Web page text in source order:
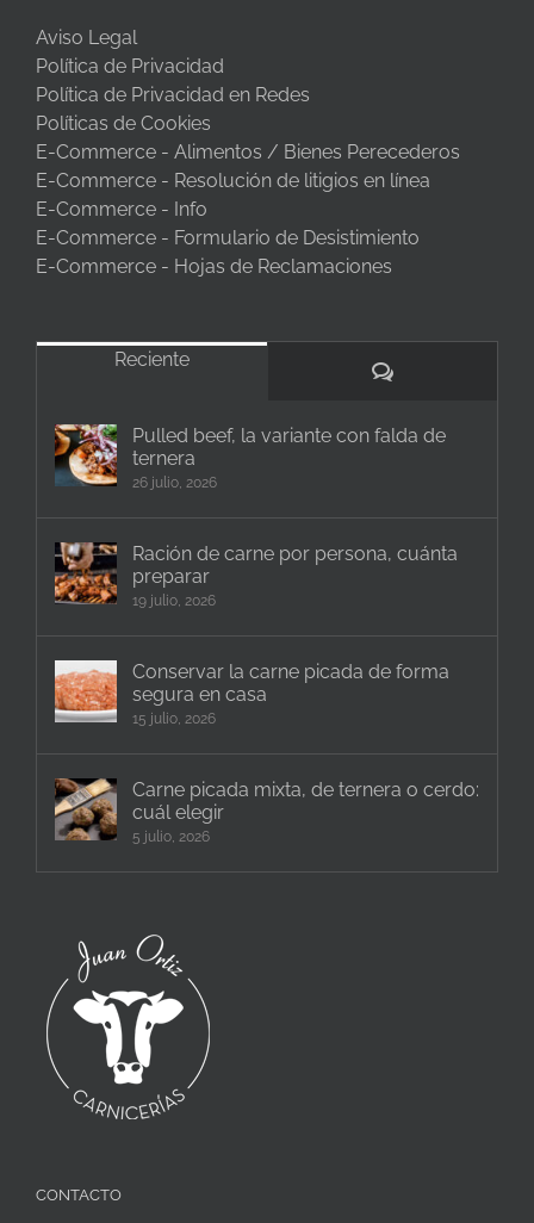
Aviso Legal
Política de Privacidad
Política de Privacidad en Redes
Políticas de Cookies
E-Commerce - Alimentos / Bienes Perecederos
E-Commerce - Resolución de litigios en línea
E-Commerce - Info
E-Commerce - Formulario de Desistimiento
E-Commerce - Hojas de Reclamaciones
Reciente
Comentarios
Pulled beef, la variante con falda de
ternera
26 julio, 2026
Ración de carne por persona, cuánta
preparar
19 julio, 2026
Conservar la carne picada de forma
segura en casa
15 julio, 2026
Carne picada mixta, de ternera o cerdo:
cuál elegir
5 julio, 2026
CONTACTO